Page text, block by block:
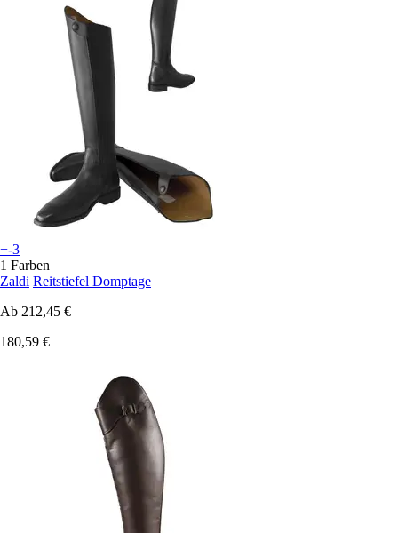
+-3
1 Farben
Zaldi Reitstiefel Domptage
Ab 212,45 €
180,59 €